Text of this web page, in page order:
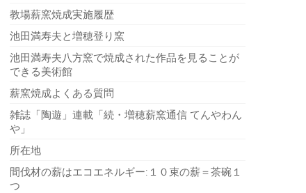
教場薪窯焼成実施履歴
池田満寿夫と増穂登り窯
池田満寿夫八方窯で焼成された作品を見ることが
できる美術館
薪窯焼成よくある質問
雑誌「陶遊」連載「続・増穂薪窯通信 てんやわん
や」
所在地
間伐材の薪はエコエネルギー:１０束の薪＝茶碗１
つ